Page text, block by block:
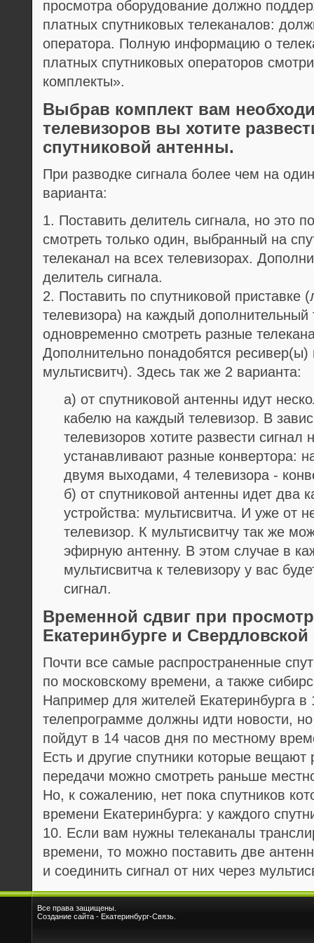
просмотра оборудование должно
платных спутниковых телеканалов:
оператора. Полную информацию о
платных спутниковых операторов
комплекты».
Выбрав комплект вам
телевизоров вы хотите
спутниковой антенны.
При разводке сигнала более чем на
варианта:
1. Поставить делитель сигнала, но это
смотреть только один, выбранный на
телеканал на всех телевизорах.
делитель сигнала.
2. Поставить по спутниковой
телевизора) на каждый дополнительный
одновременно смотреть разные
Дополнительно понадобятся ресивер(ы)
мультисвитч). Здесь так же 2 варианта:
а) от спутниковой антенны идут
кабелю на каждый телевизор. В
телевизоров хотите развести сигнал
устанавливают разные конвертора:
двумя выходами, 4 телевизора -
б) от спутниковой антенны идет два
устройства: мультисвитча. И уже от
телевизор. К мультисвитчу так же
эфирную антенну. В этом случае в
мультисвитча к телевизору у вас
сигнал.
Временной сдвиг при
Екатеринбурге и Свердловской
Почти все самые распространенные
по московскому времени, а также
Например для жителей Екатеринбурга в
телепрограмме должны идти новости,
пойдут в 14 часов дня по местному
Есть и другие спутники которые
передачи можно смотреть раньше
Но, к сожалению, нет пока спутников
времени Екатеринбурга: у каждого
10. Если вам нужны телеканалы
времени, то можно поставить две
и соединить сигнал от них через
Все права защищены.
Создание сайта - Екатеринбург-Связь